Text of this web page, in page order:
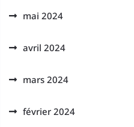
mai 2024
avril 2024
mars 2024
février 2024